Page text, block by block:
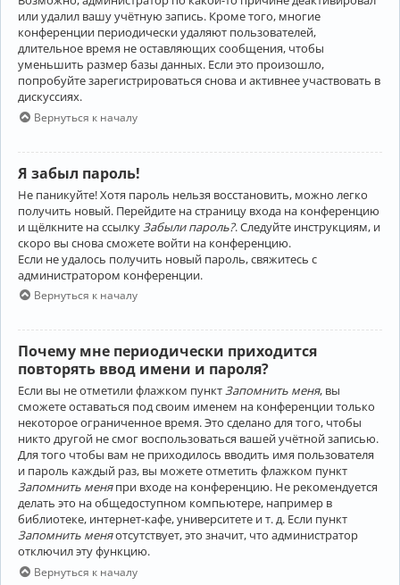
или удалил вашу учётную запись. Кроме того, многие
конференции периодически удаляют пользователей,
длительное время не оставляющих сообщения, чтобы
уменьшить размер базы данных. Если это произошло,
попробуйте зарегистрироваться снова и активнее участвовать в
дискуссиях.
Вернуться к началу
Я забыл пароль!
Не паникуйте! Хотя пароль нельзя восстановить, можно легко
получить новый. Перейдите на страницу входа на конференцию
и щёлкните на ссылку Забыли пароль?. Следуйте инструкциям, и
скоро вы снова сможете войти на конференцию.
Если не удалось получить новый пароль, свяжитесь с
администратором конференции.
Вернуться к началу
Почему мне периодически приходится
повторять ввод имени и пароля?
Если вы не отметили флажком пунктЗапомнить меня, вы
сможете оставаться под своим именем на конференции только
некоторое ограниченное время. Это сделано для того, чтобы
никто другой не смог воспользоваться вашей учётной записью.
Для того чтобы вам не приходилось вводить имя пользователя
и пароль каждый раз, вы можете отметить флажком пункт
Запомнить меняпри входе на конференцию. Не рекомендуется
делать это на общедоступном компьютере, например в
библиотеке, интернет-кафе, университете и т. д. Если пункт
Запомнить меняотсутствует, это значит, что администратор
отключил эту функцию.
Вернуться к началу